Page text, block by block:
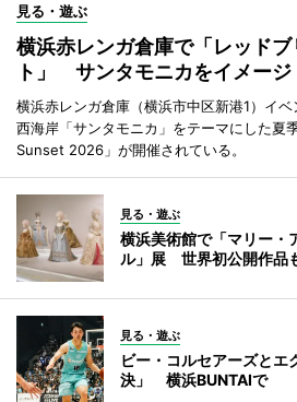
見る・遊ぶ
横浜赤レンガ倉庫で「レッドブ
ト」 サンタモニカをイメー
横浜赤レンガ倉庫（横浜市中区新港1）イ
西海岸「サンタモニカ」をテーマにした夏
Sunset 2026」が開催されている。
見る・遊ぶ
横浜美術館で「マリー・
ル」展 世界初公開作品
見る・遊ぶ
ビー・コルセアーズとエ
決」 横浜BUNTAIで